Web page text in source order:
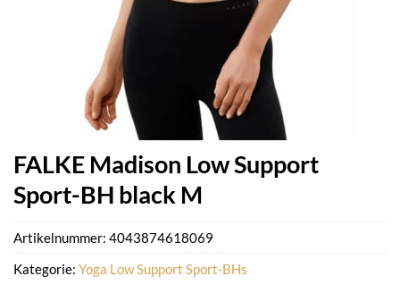
FALKE Madison Low Support
Sport-BH black M
Artikelnummer: 4043874618069
Kategorie: Yoga Low Support Sport-BHs